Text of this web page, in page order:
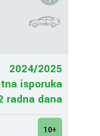
2024/2025
isporuka
radna dana
10+